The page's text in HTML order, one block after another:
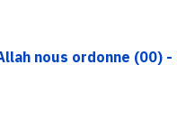
nous ordonne (00)